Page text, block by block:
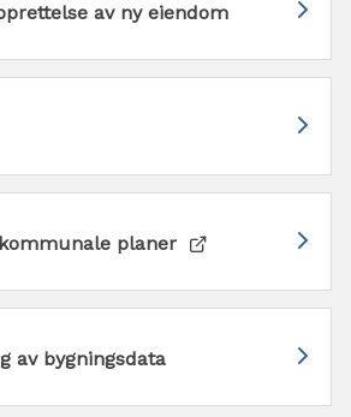
av ny eiendom
planer
av bygningsdata